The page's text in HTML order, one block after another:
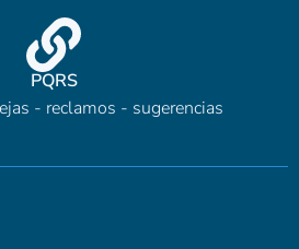
PQRS
- reclamos - sugerencias